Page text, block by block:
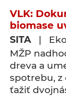
VLK:
biomase
SITA |
MŽP
dreva a
spotrebu, z
ťažiť